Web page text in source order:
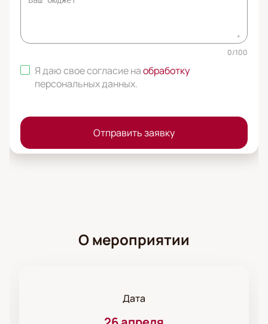
0/100
Я даю свое согласие наобработку
персональных данных.
Отправить заявку
О мероприятии
Дата